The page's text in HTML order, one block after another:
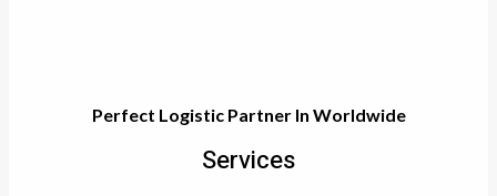
Perfect Logistic Partner In Worldwide
Services